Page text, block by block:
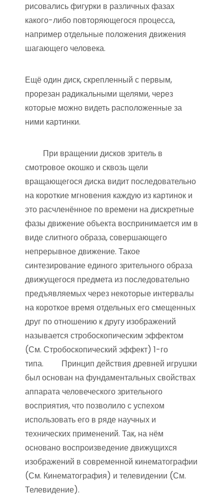
рисовались фигурки в различных фазах
какого-либо повторяющегося процесса,
например отдельные положения движения
шагающего человека.
Ещё один диск, скрепленный с первым,
прорезан радикальными щелями, через
которые можно видеть расположенные за
ними картинки.
При вращении дисков зритель в
смотровое окошко и сквозь щели
вращающегося диска видит последовательно
на короткие мгновения каждую из картинок и
это расчленённое по времени на дискретные
фазы движение объекта воспринимается им в
виде слитного образа, совершающего
непрерывное движение. Такое
синтезирование единого зрительного образа
движущегося предмета из последовательно
предъявляемых через некоторые интервалы
на короткое время отдельных его смещенных
друг по отношению к другу изображений
называется стробоскопическим эффектом
(См. Стробоскопический эффект) 1-го
типа. Принцип действия древней игрушки
был основан на фундаментальных свойствах
аппарата человеческого зрительного
восприятия, что позволило с успехом
использовать его в ряде научных и
технических применений. Так, на нём
основано воспроизведение движущихся
изображений в современной кинематографии
(См. Кинематография) и телевидении (См.
Телевидение).